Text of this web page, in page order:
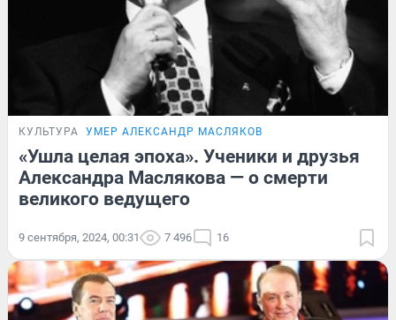
КУЛЬТУРА УМЕР АЛЕКСАНДР МАСЛЯКОВ
«Ушла целая эпоха». Ученики и друзья
Александра Маслякова — о смерти
великого ведущего
9 сентября, 2024, 00:31 7 496 16